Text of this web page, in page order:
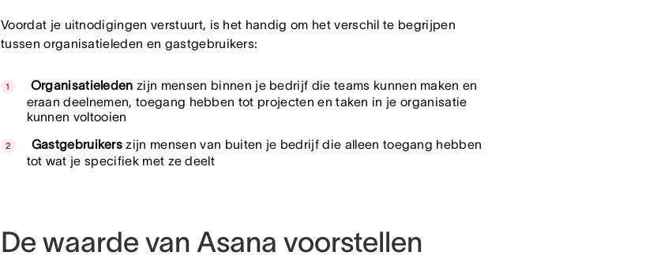
Voordat je uitnodigingen verstuurt, is het handig om het verschil te begrijpen
tussen organisatieleden en gastgebruikers:
Organisatieleden zijn mensen binnen je bedrijf die teams kunnen maken en
eraan deelnemen, toegang hebben tot projecten en taken in je organisatie
kunnen voltooien
Gastgebruikers zijn mensen van buiten je bedrijf die alleen toegang hebben
tot wat je specifiek met ze deelt
De waarde van Asana voorstellen